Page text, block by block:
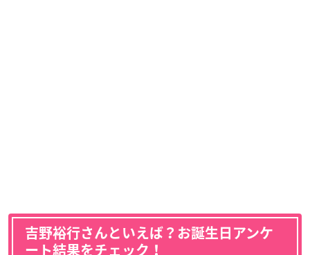
吉野裕行さんといえば？お誕生日アンケ
ート結果をチェック！